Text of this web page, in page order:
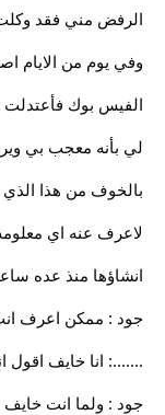
الرفض مني فقد وكلت
وفي يوم من الايام
الفيس بوك
لي بأنه معجب بي
بالخوف من هذا
لاعرف عنه اي
انشاؤها منذ عده
جود : ممكن اعرف
.......: انا خايف اقول
جود : ولما انت خايف